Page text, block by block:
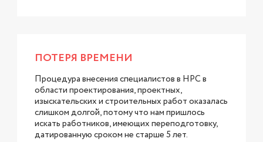
ПОТЕРЯ ВРЕМЕНИ
Процедура внесения специалистов в НРС в
области проектирования, проектных,
изыскательских и строительных работ оказалась
слишком долгой, потому что нам пришлось
искать работников, имеющих переподготовку,
датированную сроком не старше 5 лет.